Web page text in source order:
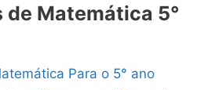
Matemática 5°
Para o 5° ano